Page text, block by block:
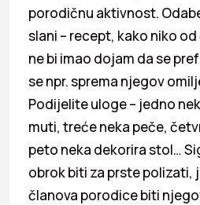
porodičnu aktivnost.
slani – recept, kako niko
ne bi imao dojam da se
se npr. sprema njegov
Podijelite uloge – jedno
muti, treće neka peče,
peto neka dekorira stol…
obrok biti za prste polizati,
članova porodice biti